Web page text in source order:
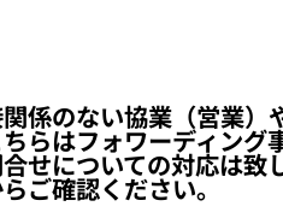
係のない協業（営業
らはフォワーディング
せについての対応は
ご確認ください。